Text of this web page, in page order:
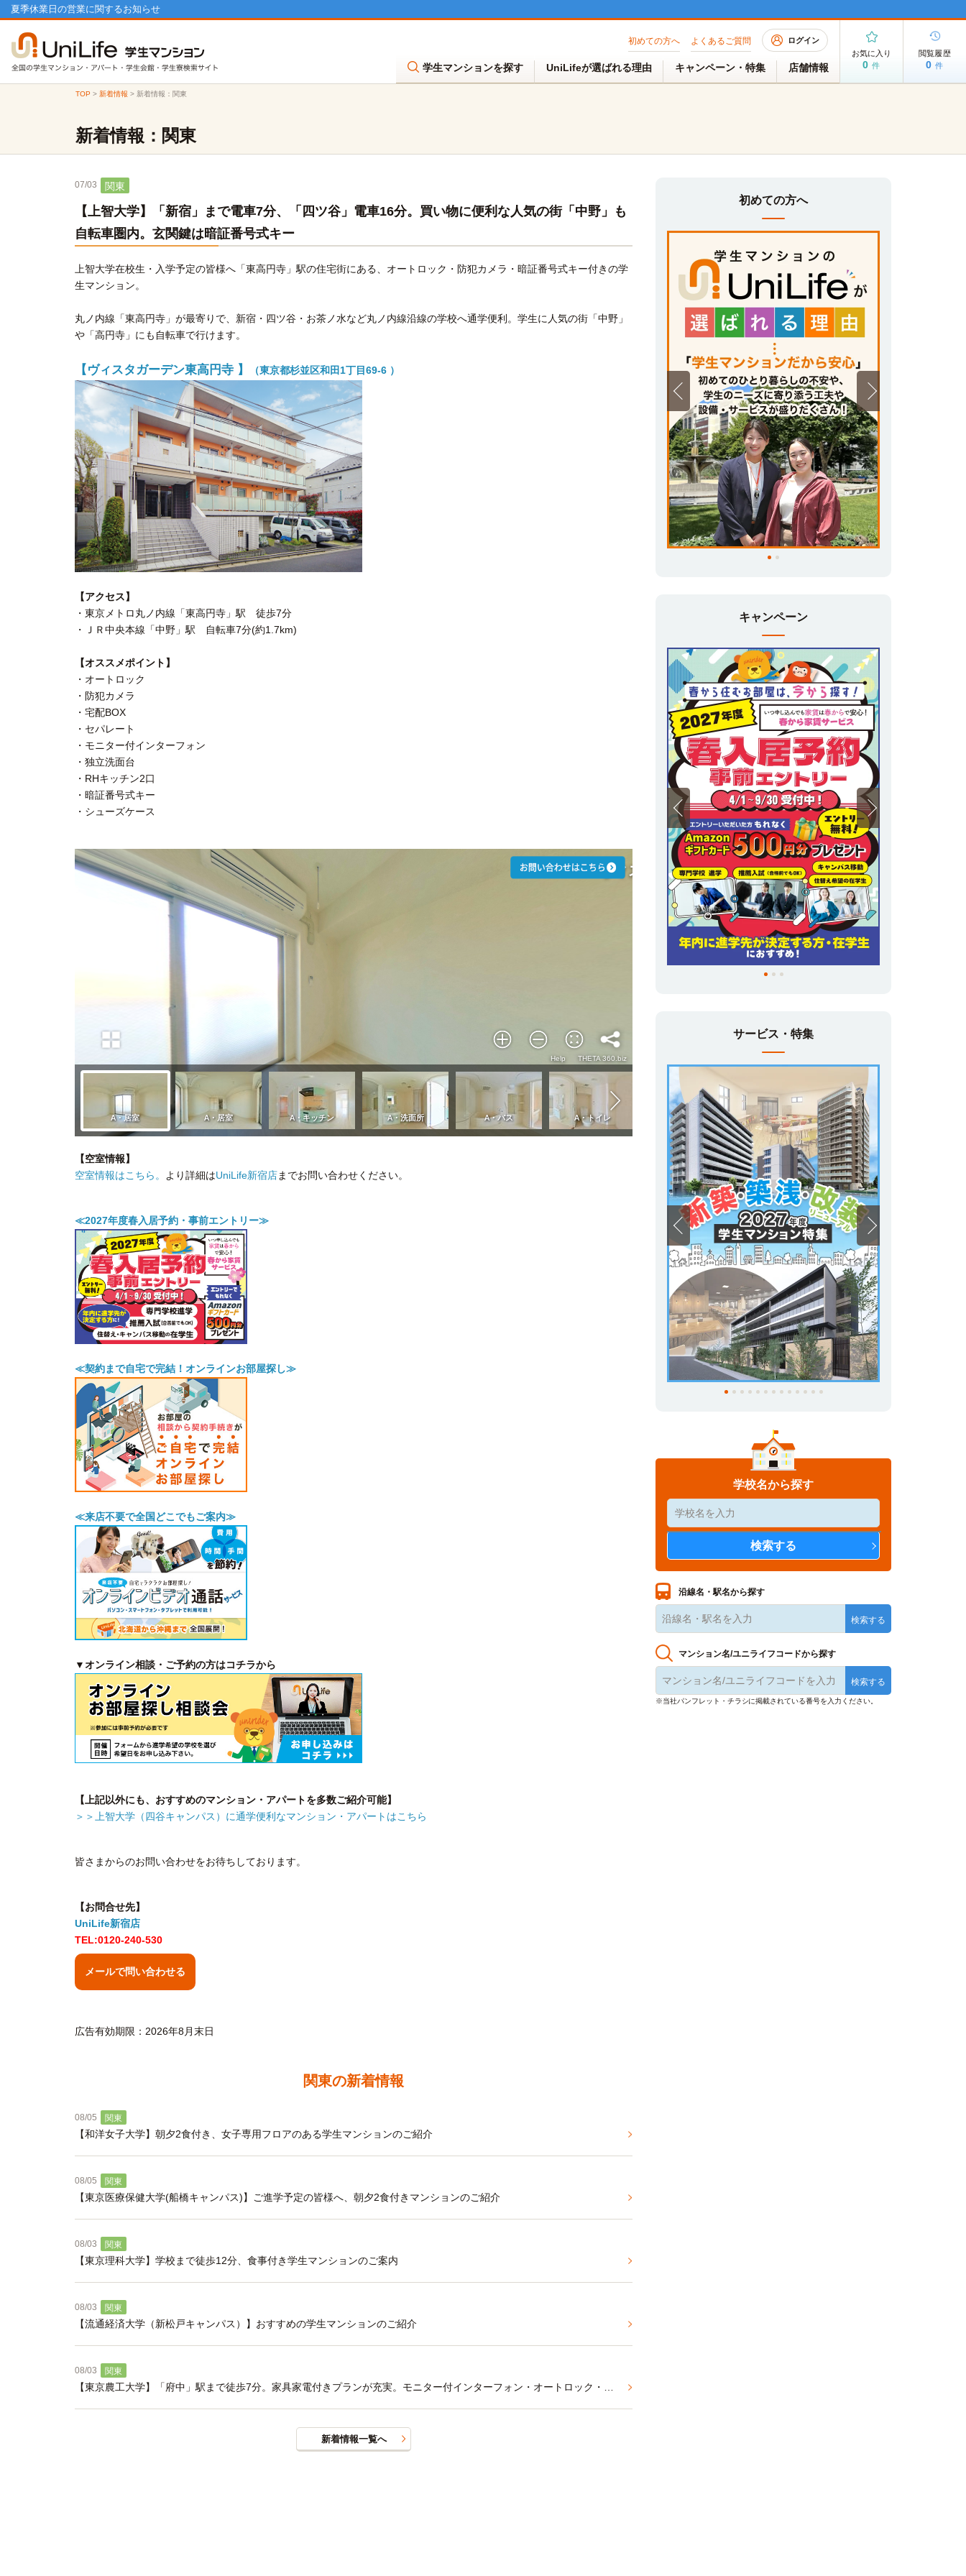
夏季休業日の営業に関するお知らせ
初めての方へ よくあるご質問 ログイン
学生マンションを探す UniLifeが選ばれる理由 キャンペーン・特集 店舗情報
お気に入り
0 件
閲覧履歴
0 件
TOP > 新着情報 > 新着情報：関東
新着情報：関東
07/03 関東
【上智大学】「新宿」まで電車7分、「四ツ谷」電車16分。買い物に便利な人気の街「中野」も
自転車圏内。玄関鍵は暗証番号式キー
上智大学在校生・入学予定の皆様へ「東高円寺」駅の住宅街にある、オートロック・防犯カメラ・暗証番号式キー付きの学
生マンション。
丸ノ内線「東高円寺」が最寄りで、新宿・四ツ谷・お茶ノ水など丸ノ内線沿線の学校へ通学便利。学生に人気の街「中野」
や「高円寺」にも自転車で行けます。
【ヴィスタガーデン東高円寺 】 （東京都杉並区和田1丁目69-6 ）
【アクセス】
・東京メトロ丸ノ内線「東高円寺」駅 徒歩7分
・ＪＲ中央本線「中野」駅 自転車7分(約1.7km)
【オススメポイント】
・オートロック
・防犯カメラ
・宅配BOX
・セパレート
・モニター付インターフォン
・独立洗面台
・RHキッチン2口
・暗証番号式キー
・シューズケース
【空室情報】
空室情報はこちら。
より詳細はUniLife新宿店までお問い合わせください。
≪2027年度春入居予約・事前エントリー≫
≪契約まで自宅で完結！オンラインお部屋探し≫
≪来店不要で全国どこでもご案内≫
▼オンライン相談・ご予約の方はコチラから
【上記以外にも、おすすめのマンション・アパートを多数ご紹介可能】
＞＞上智大学（四谷キャンパス）に通学便利なマンション・アパートはこちら
皆さまからのお問い合わせをお待ちしております。
【お問合せ先】
UniLife新宿店
TEL:0120-240-530
メールで問い合わせる
広告有効期限：2026年8月末日
関東の新着情報
08/05 関東
【和洋女子大学】朝夕2食付き、女子専用フロアのある学生マンションのご紹介
08/05 関東
【東京医療保健大学(船橋キャンパス)】ご進学予定の皆様へ、朝夕2食付きマンションのご紹介
08/03 関東
【東京理科大学】学校まで徒歩12分、食事付き学生マンションのご案内
08/03 関東
【流通経済大学（新松戸キャンパス）】おすすめの学生マンションのご紹介
08/03 関東
新着情報一覧へ
初めての方へ
キャンペーン
サービス・特集
学校名から探す
沿線名・駅名から探す
マンション名/ユニライフコードから探す
※当社パンフレット・チラシに掲載されている番号を入力ください。